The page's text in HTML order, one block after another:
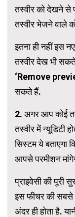
तस्वीर को देखने से
तस्वीर भेजने वाले
इतना ही नहीं इस
तस्वीर देख भी
‘Remove
सकते हैं.
2. अगर आप कोई
तस्वीर में न्यूडिटी
सिस्टम ये बताएगा
आपसे परमीशन
प्राइवेसी की पूरी
इस फीचर की सबसे
अंदर ही होता है.